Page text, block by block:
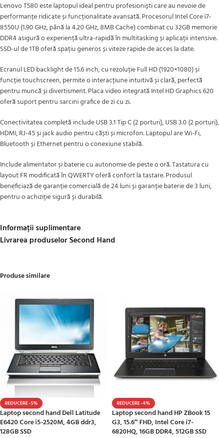
Lenovo T580 este laptopul ideal pentru profesioniști care au nevoie de
performanțe ridicate și funcționalitate avansată. Procesorul Intel Core i7-
8550U (1.90 GHz, până la 4.20 GHz, 8MB Cache) combinat cu 32GB memorie
DDR4 asigură o experiență ultra-rapidă în multitasking și aplicații intensive.
SSD-ul de 1TB oferă spațiu generos și viteze rapide de acces la date.
Ecranul LED backlight de 15.6 inch, cu rezoluție Full HD (1920×1080) și
funcție touchscreen, permite o interacțiune intuitivă și clară, perfectă
pentru muncă și divertisment. Placa video integrată Intel HD Graphics 620
oferă suport pentru sarcini grafice de zi cu zi.
Conectivitatea completă include USB 3.1 Tip C (2 porturi), USB 3.0 (2 porturi),
HDMI, RJ-45 și jack audio pentru căști și microfon. Laptopul are Wi-Fi,
Bluetooth și Ethernet pentru o conexiune stabilă.
Include alimentator și baterie cu autonomie de peste o oră. Tastatura cu
layout FR modificată în QWERTY oferă confort la tastare. Produsul
beneficiază de garanție comercială de 24 luni și garanție baterie de 3 luni,
pentru o achiziție sigură și durabilă.
Informații suplimentare
Livrarea produselor Second Hand
Produse similare
REDUCERE -5%
Laptop second hand Dell Latitude
E6420 Core i5-2520M, 4GB ddr3,
128GB SSD
REDUCERE -4%
Laptop second hand HP ZBook 15
G3, 15.6″ FHD, Intel Core i7-
6820HQ, 16GB DDR4, 512GB SSD